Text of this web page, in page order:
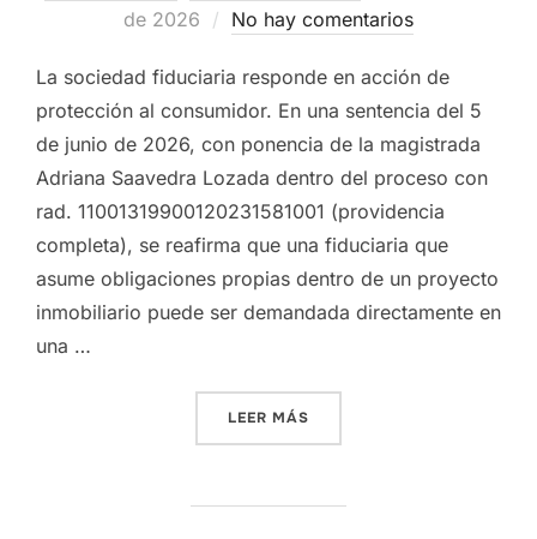
el
de 2026
No hay comentarios
La sociedad fiduciaria responde en acción de
protección al consumidor. En una sentencia del 5
de junio de 2026, con ponencia de la magistrada
Adriana Saavedra Lozada dentro del proceso con
rad. 11001319900120231581001 (providencia
completa), se reafirma que una fiduciaria que
asume obligaciones propias dentro de un proyecto
inmobiliario puede ser demandada directamente en
una …
LEER MÁS